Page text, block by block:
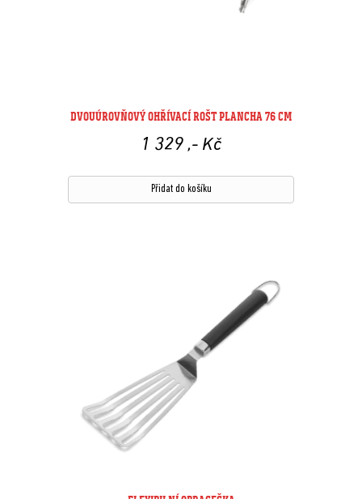
DVOUÚROVŇOVÝ OHŘÍVACÍ ROŠT PLANCHA 76 CM
1 329 ,- Kč
Přidat do košíku